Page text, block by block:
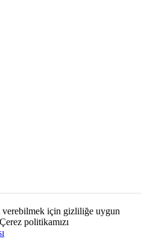
verebilmek için gizliliğe uygun
politikamızı